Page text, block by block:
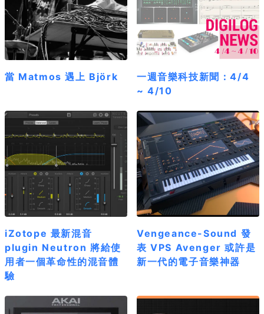
當 Matmos 遇上 Björk
一週音樂科技新聞：4/4
~ 4/10
iZotope 最新混音
plugin Neutron 將給使
用者一個革命性的混音體
驗
Vengeance-Sound 發
表 VPS Avenger 或許是
新一代的電子音樂神器